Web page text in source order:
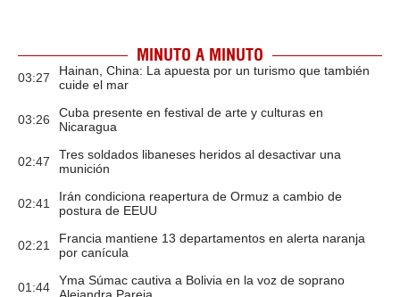
MINUTO A MINUTO
03:27
Hainan, China: La apuesta por un turismo que también
cuide el mar
03:26
Cuba presente en festival de arte y culturas en
Nicaragua
02:47
Tres soldados libaneses heridos al desactivar una
munición
02:41
Irán condiciona reapertura de Ormuz a cambio de
postura de EEUU
02:21
Francia mantiene 13 departamentos en alerta naranja
por canícula
01:44
Yma Súmac cautiva a Bolivia en la voz de soprano